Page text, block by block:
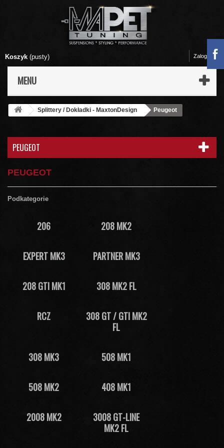
Koszyk (pusty)
MENU
Zaloguj się
Splittery / Dokładki - MaxtonDesign Peugeot
PEUGEOT
PEUGEOT
Podkategorie
206 208 MK2
EXPERT MK3 PARTNER MK3
208 GTI MK1 308 MK2 FL
RCZ
308 GT / GTI MK2
FL
308 MK3 508 MK1
508 MK2 408 MK1
2008 MK2
3008 GT-LINE
MK2 FL